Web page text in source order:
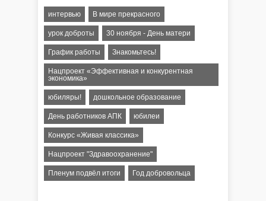
интервью В мире прекрасного
урок доброты 30 ноября - День матери
График работы Знакомьтесь!
Нацпроект «Эффективная и конкурентная
экономика»
юбиляры! дошкольное образование
День работников АПК юбилеи
Конкурс «Живая классика»
Нацпроект "Здравоохранение"
Пленум подвёл итоги Год добровольца